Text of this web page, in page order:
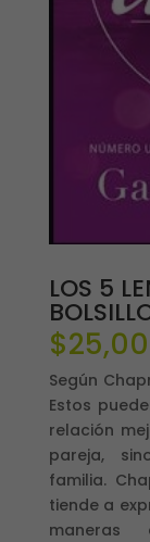
LOS 5
$
Según
Estos
relación
pareja,
familia.
tiende a
maneras